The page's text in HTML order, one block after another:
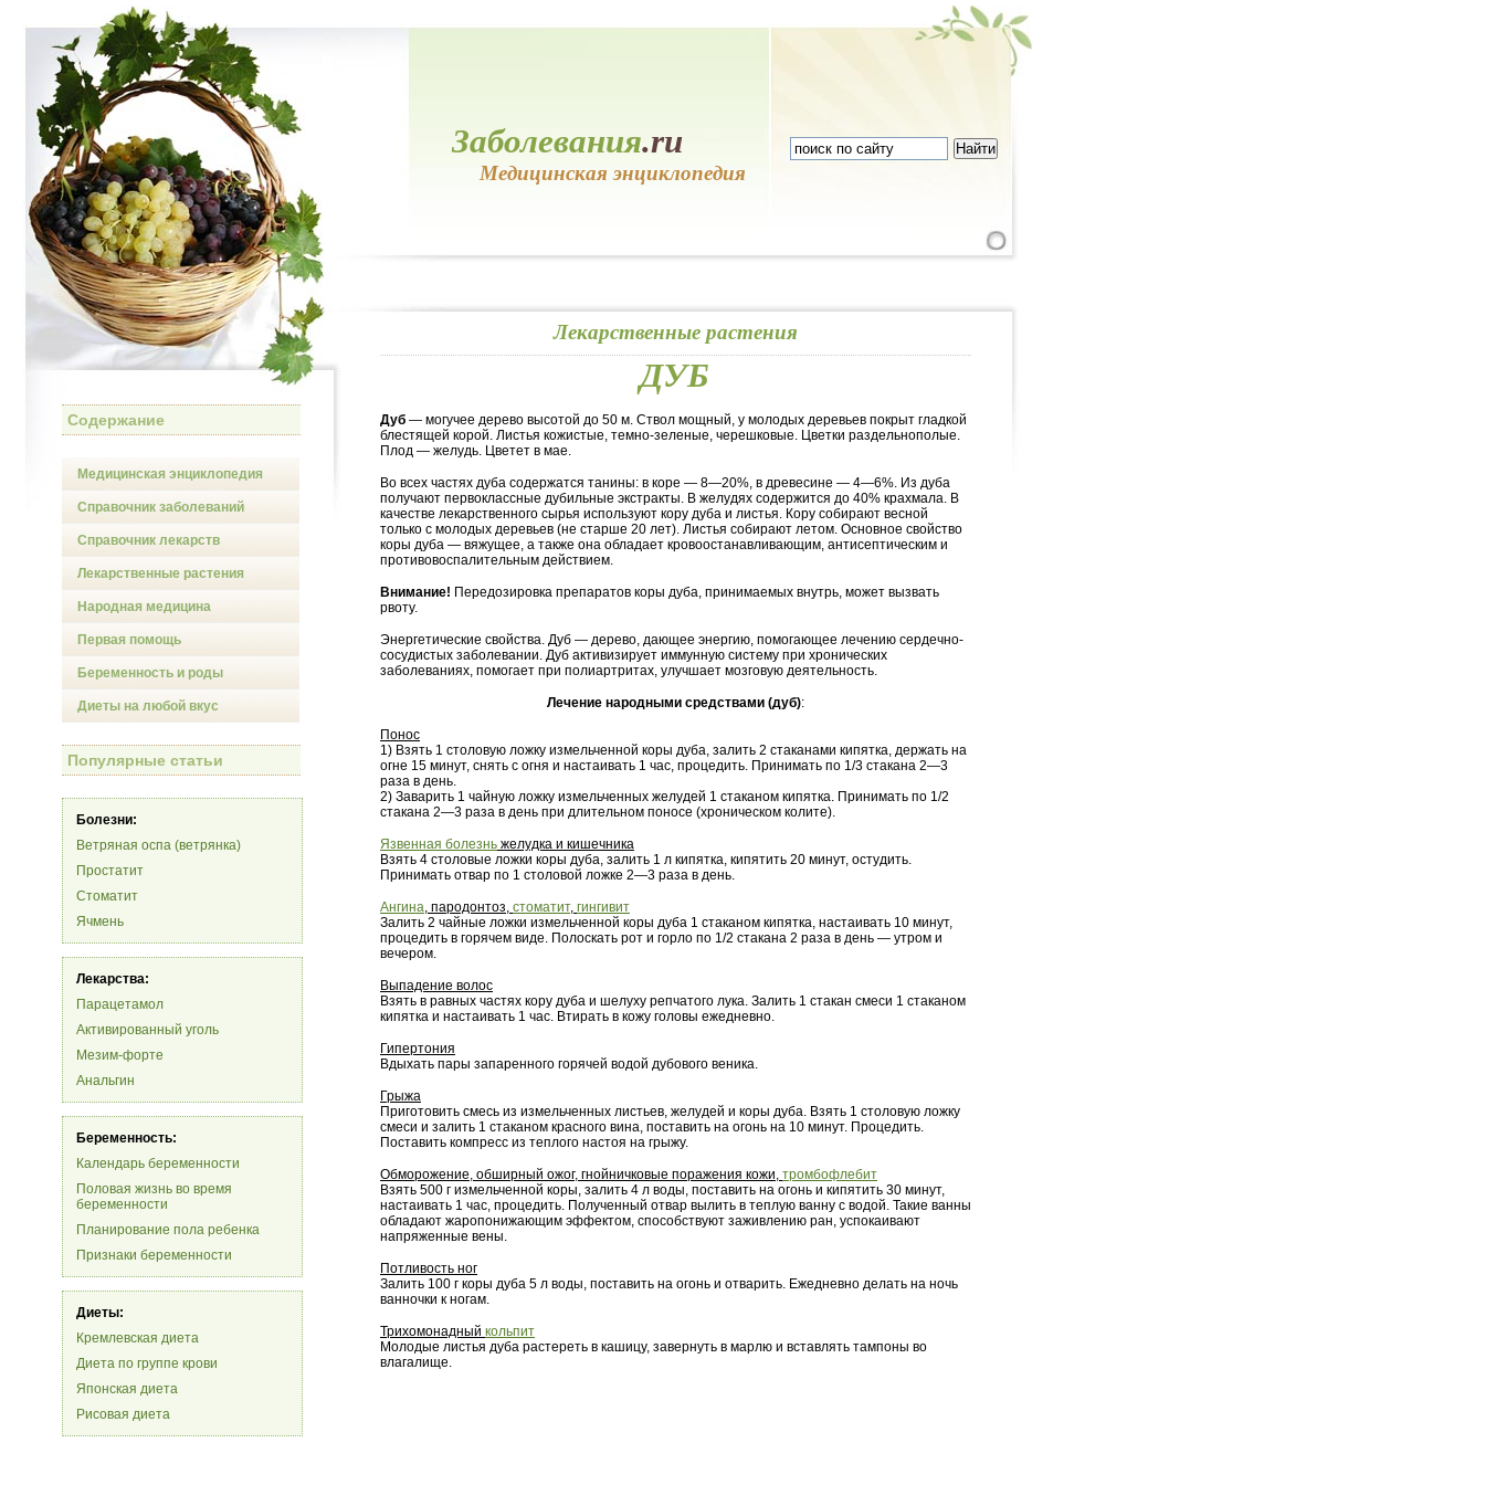
Заболевания.ru
Медицинская энциклопедия
Содержание
Медицинская энциклопедия
Справочник заболеваний
Справочник лекарств
Лекарственные растения
Народная медицина
Первая помощь
Беременность и роды
Диеты на любой вкус
Популярные статьи
Болезни:
Ветряная оспа (ветрянка)
Простатит
Стоматит
Ячмень
Лекарства:
Парацетамол
Активированный уголь
Мезим-форте
Анальгин
Беременность:
Календарь беременности
Половая жизнь во время
беременности
Планирование пола ребенка
Признаки беременности
Диеты:
Кремлевская диета
Диета по группе крови
Японская диета
Рисовая диета
Лекарственные растения
ДУБ
Дуб — могучее дерево высотой до 50 м. Ствол мощный, у молодых деревьев покрыт гладкой
блестящей корой. Листья кожистые, темно-зеленые, черешковые. Цветки раздельнополые.
Плод — желудь. Цветет в мае.
Во всех частях дуба содержатся танины: в коре — 8—20%, в древесине — 4—6%. Из дуба
получают первоклассные дубильные экстракты. В желудях содержится до 40% крахмала. В
качестве лекарственного сырья используют кору дуба и листья. Кору собирают весной
только с молодых деревьев (не старше 20 лет). Листья собирают летом. Основное свойство
коры дуба — вяжущее, а также она обладает кровоостанавливающим, антисептическим и
противовоспалительным действием.
Внимание! Передозировка препаратов коры дуба, принимаемых внутрь, может вызвать
рвоту.
Энергетические свойства. Дуб — дерево, дающее энергию, помогающее лечению сердечно-
сосудистых заболевании. Дуб активизирует иммунную систему при хронических
заболеваниях, помогает при полиартритах, улучшает мозговую деятельность.
Лечение народными средствами (дуб):
Понос
1) Взять 1 столовую ложку измельченной коры дуба, залить 2 стаканами кипятка, держать на
огне 15 минут, снять с огня и настаивать 1 час, процедить. Принимать по 1/3 стакана 2—3
раза в день.
2) Заварить 1 чайную ложку измельченных желудей 1 стаканом кипятка. Принимать по 1/2
стакана 2—3 раза в день при длительном поносе (хроническом колите).
Язвенная болезнь желудка и кишечника
Взять 4 столовые ложки коры дуба, залить 1 л кипятка, кипятить 20 минут, остудить.
Принимать отвар по 1 столовой ложке 2—3 раза в день.
Ангина, пародонтоз, стоматит, гингивит
Залить 2 чайные ложки измельченной коры дуба 1 стаканом кипятка, настаивать 10 минут,
процедить в горячем виде. Полоскать рот и горло по 1/2 стакана 2 раза в день — утром и
вечером.
Выпадение волос
Взять в равных частях кору дуба и шелуху репчатого лука. Залить 1 стакан смеси 1 стаканом
кипятка и настаивать 1 час. Втирать в кожу головы ежедневно.
Гипертония
Вдыхать пары запаренного горячей водой дубового веника.
Грыжа
Приготовить смесь из измельченных листьев, желудей и коры дуба. Взять 1 столовую ложку
смеси и залить 1 стаканом красного вина, поставить на огонь на 10 минут. Процедить.
Поставить компресс из теплого настоя на грыжу.
Обморожение, обширный ожог, гнойничковые поражения кожи, тромбофлебит
Взять 500 г измельченной коры, залить 4 л воды, поставить на огонь и кипятить 30 минут,
настаивать 1 час, процедить. Полученный отвар вылить в теплую ванну с водой. Такие ванны
обладают жаропонижающим эффектом, способствуют заживлению ран, успокаивают
напряженные вены.
Потливость ног
Залить 100 г коры дуба 5 л воды, поставить на огонь и отварить. Ежедневно делать на ночь
ванночки к ногам.
Трихомонадный кольпит
Молодые листья дуба растереть в кашицу, завернуть в марлю и вставлять тампоны во
влагалище.